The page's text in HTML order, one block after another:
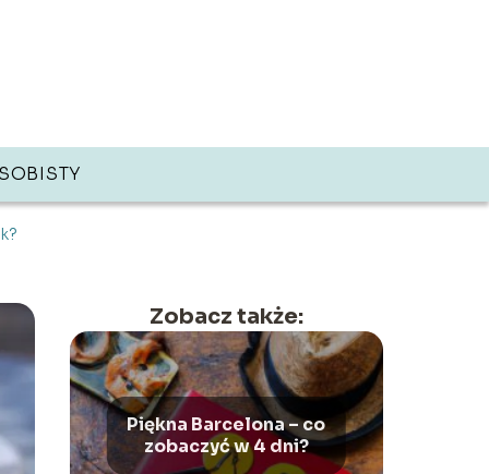
Zobacz także:
Piękna Barcelona – co
zobaczyć w 4 dni?